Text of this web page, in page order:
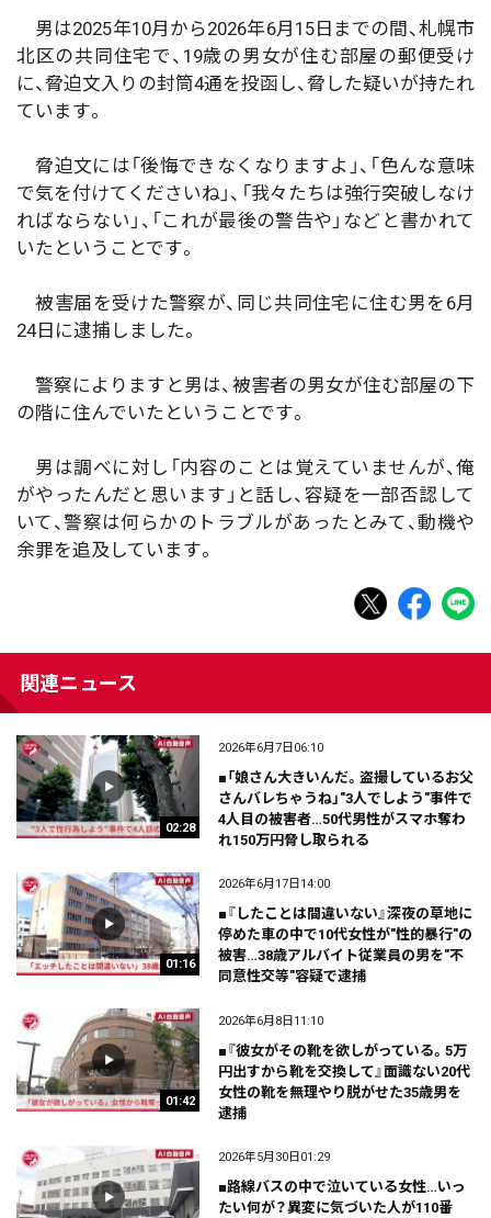
男は2025年10月から2026年6月15日までの間、札幌市
北区の共同住宅で、19歳の男女が住む部屋の郵便受け
に、脅迫文入りの封筒4通を投函し、脅した疑いが持たれ
ています。
脅迫文には「後悔できなくなりますよ」、「色んな意味
で気を付けてくださいね」、「我々たちは強行突破しなけ
ればならない」、「これが最後の警告や」などと書かれて
いたということです。
被害届を受けた警察が、同じ共同住宅に住む男を6月
24日に逮捕しました。
警察によりますと男は、被害者の男女が住む部屋の下
の階に住んでいたということです。
男は調べに対し「内容のことは覚えていませんが、俺
がやったんだと思います」と話し、容疑を一部否認して
いて、警察は何らかのトラブルがあったとみて、動機や
余罪を追及しています。
関連ニュース
02:28
2026年6月7日06:10
■「娘さん大きいんだ。盗撮しているお父
さんバレちゃうね」"3人でしよう"事件で
4人目の被害者…50代男性がスマホ奪わ
れ150万円脅し取られる
01:16
2026年6月17日14:00
■『したことは間違いない』深夜の草地に
停めた車の中で10代女性が"性的暴行"の
被害…38歳アルバイト従業員の男を"不
同意性交等"容疑で逮捕
01:42
2026年6月8日11:10
■『彼女がその靴を欲しがっている。5万
円出すから靴を交換して』面識ない20代
女性の靴を無理やり脱がせた35歳男を
逮捕
2026年5月30日01:29
■路線バスの中で泣いている女性…いっ
たい何が？異変に気づいた人が110番